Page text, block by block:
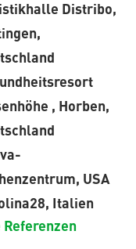
Distribo,
, Horben,
USA
Italien